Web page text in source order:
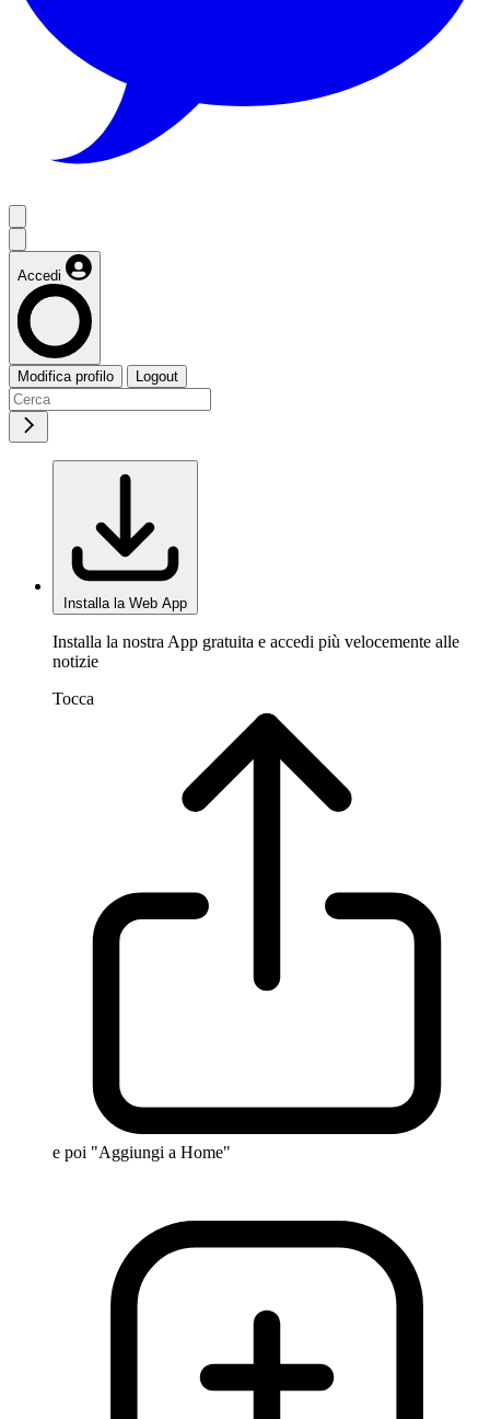
Accedi
Modifica profilo Logout
Installa la Web App
Installa la nostra App gratuita e accedi più velocemente alle
notizie
Tocca
e poi "Aggiungi a Home"